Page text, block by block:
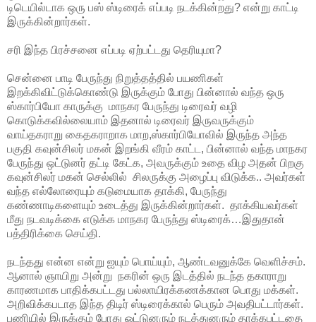
டிடெயில்டாக ஒரு பஸ் ஸ்டிரைக் எப்படி நடக்கின்றது? என்று காட்டி
இருக்கின்றார்கள்.
சரி இந்த பிரச்சனை எப்படி ஏற்பட்டது தெரியுமா?
சென்னை பாடி பேருந்து நிறுத்தத்தில் பயணிகள்
இறக்கிவிட்டுக்கொண்டு இருக்கும் போது பின்னால் வந்த ஒரு
ஸ்கார்பியோ காருக்கு மாநகர பேருந்து டிரைவர் வழி
கொடுக்கவில்லையாம் இதனால் டிரைவர் இருவருக்கும்
வாய்தகராறு கைதகராறாக மாற,ஸ்கார்பியோவில் இருந்த அந்த
பகுதி கவுன்சிலர் மகன் இறங்கி வீரம் காட்ட, பின்னால் வந்த மாநகர
பேருந்து ஒட்டுனர் தட்டி கேட்க, அவருக்கும் உதை விழ அதன் பிறகு
கவுன்சிலர் மகன் செல்லில் சிலருக்கு அழைப்பு விடுக்க.. அவர்கள்
வந்த எல்லோரையும் கடுமையாக தாக்கி, பேருந்து
கண்ணாடிகளையும் உடைத்து இருக்கின்றார்கள். தாக்கியவர்கள்
மீது நடவடிக்கை எடுக்க மாநகர பேருந்து ஸ்டிரைக்…இதுதான்
பத்திரிக்கை செய்தி.
நடந்தது என்ன என்று ஐயும் பொய்யும், ஆண்டவனுக்கே வெளிச்சம்.
ஆனால் ஞாயிறு அன்று நகரின் ஒரு இடத்தில் நடந்த தகாராறு
காரணமாக பாதிக்கபட்டது பல்லாயிரக்கணக்கான பொது மக்கள்.
அறிவிக்கபடாத இந்த திடிர் ஸ்டிரைக்கால் பெரும் அவதிபட்டார்கள்.
பணியில் இருக்கும் போது ஓட்டுனரும் நடத்துனரும் தாக்கபட்டதை